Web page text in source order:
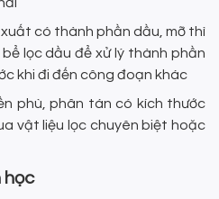
có thành phần dầu, mỡ thì
lọc dầu để xử lý thành phần
khi đi đến công đoạn khác
phù, phân tán có kích thước
vật liệu lọc chuyên biệt hoặc
học